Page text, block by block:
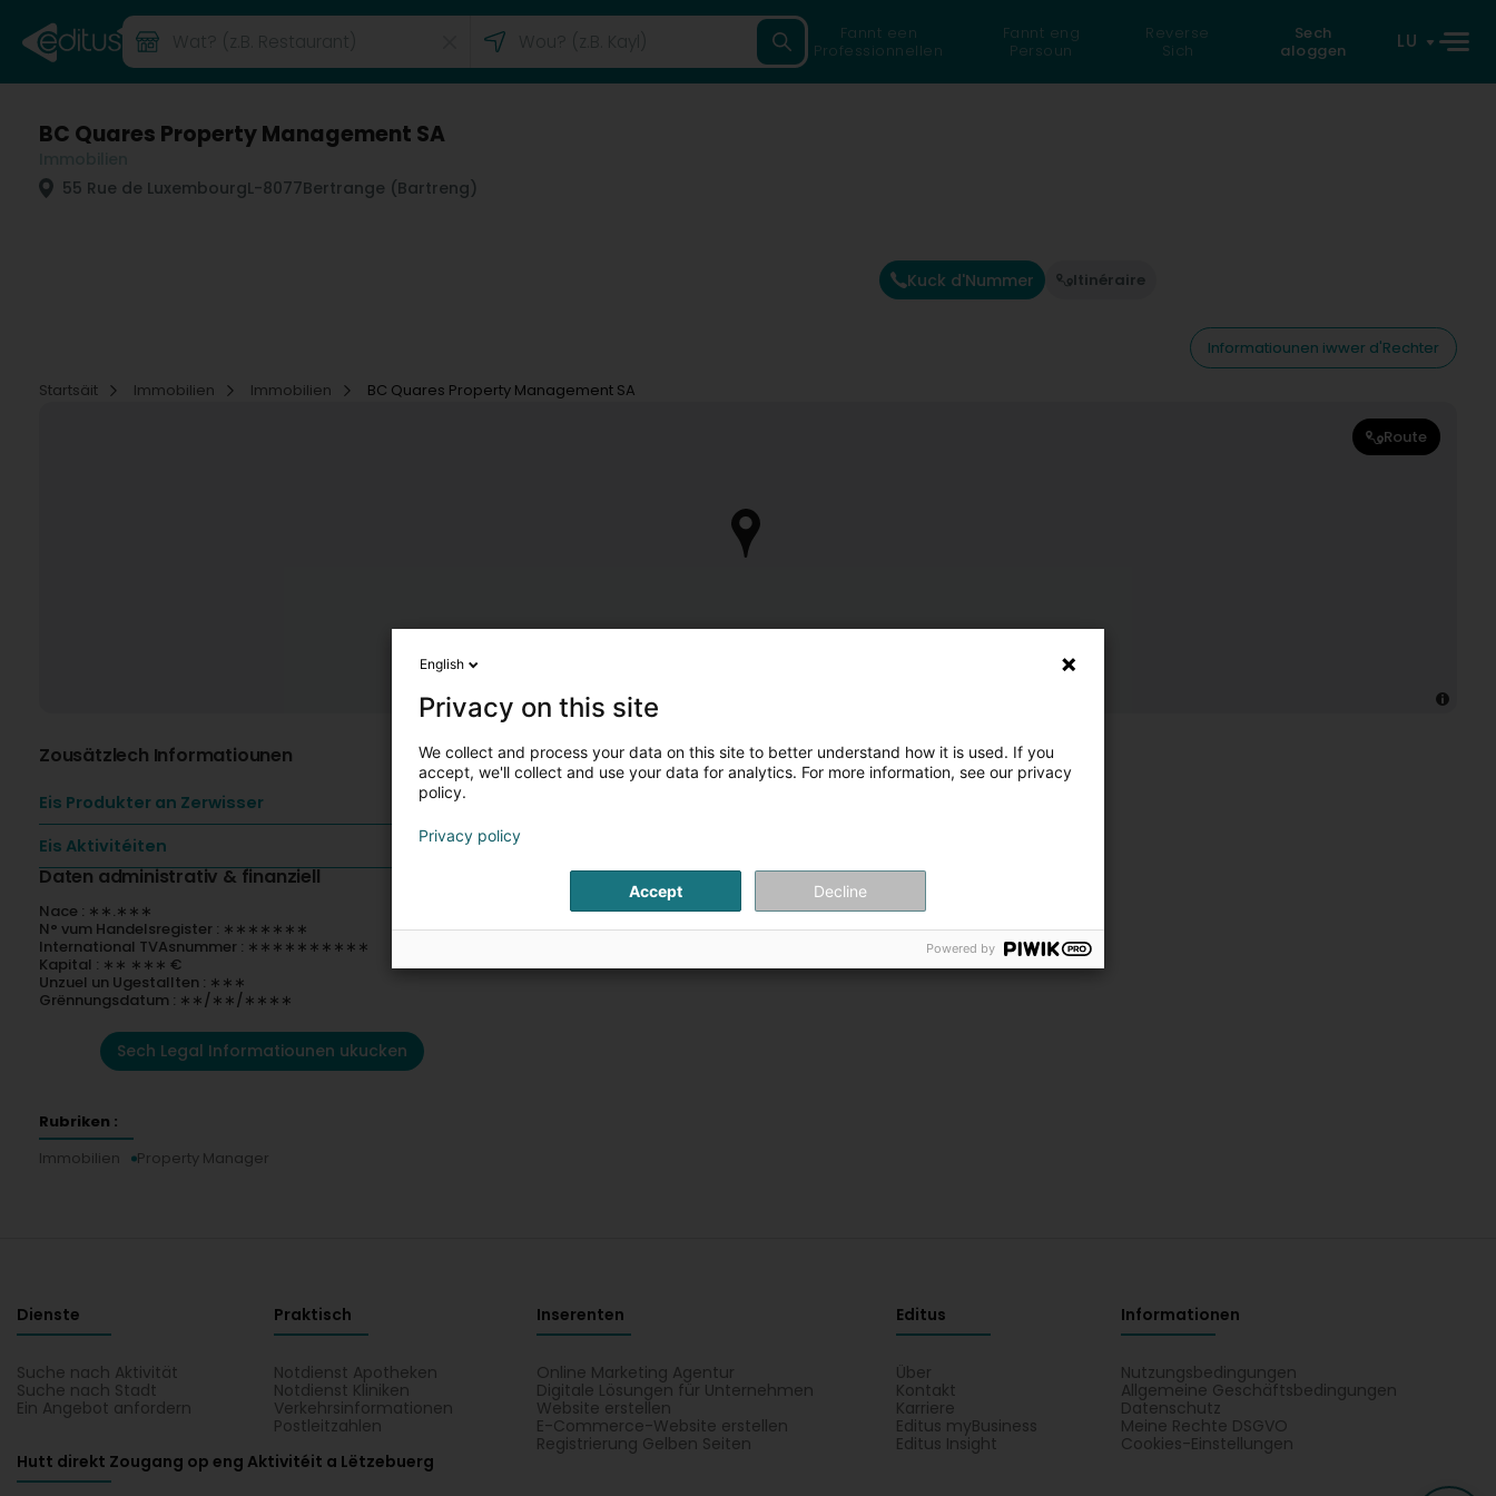
Fannt een
Professionnellen
Fannt eng
Persoun
Reverse
Sich
Sech
aloggen
LU
BC Quares Property Management SA
55 Rue de LuxembourgL-8077Bertrange (Bartreng)
Kuck d'Nummer Itinéraire
Informatiounen iwwer d'Rechter
Startsäit
Immobilien Immobilien BC Quares Property Management SA
Route
Zousätzlech Informatiounen
Eis Produkter an Zerwisser
Eis Aktivitéiten
Daten administrativ & finanziell
Nace : ∗∗.∗∗∗
N° vum Handelsregister : ∗∗∗∗∗∗∗
International TVAsnummer : ∗∗∗∗∗∗∗∗∗∗
Kapital : ∗∗ ∗∗∗ €
Unzuel un Ugestallten : ∗∗∗
Grënnungsdatum : ∗∗/∗∗/∗∗∗∗
Sech Legal Informatiounen ukucken
Rubriken :
Immobilien
Property Manager
Dienste
Suche nach Aktivität
Suche nach Stadt
Ein Angebot anfordern
Praktisch
Notdienst Apotheken
Notdienst Kliniken
Verkehrsinformationen
Postleitzahlen
Inserenten
Online Marketing Agentur
Digitale Lösungen für Unternehmen
Website erstellen
E-Commerce-Website erstellen
Registrierung Gelben Seiten
Editus
Über
Kontakt
Karriere
Editus myBusiness
Editus Insight
Informationen
Nutzungsbedingungen
Allgemeine Geschäftsbedingungen
Datenschutz
Meine Rechte DSGVO
Cookies-Einstellungen
Hutt direkt Zougang op eng Aktivitéit a Lëtzebuerg
English
Privacy on this site
We collect and process your data on this site to better understand how it is used. If you
accept, we'll collect and use your data for analytics. For more information, see our privacy
policy.
Privacy policy
Accept Decline
Powered by